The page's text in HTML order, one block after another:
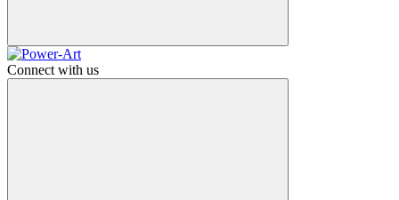
Connect with us